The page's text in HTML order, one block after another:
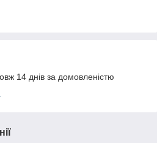
14 днів за домовленістю